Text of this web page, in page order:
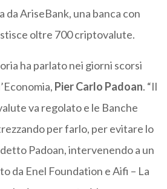
AriseBank, una banca con
oltre 700 criptovalute.
ha parlato nei giorni scorsi
Pier Carlo Padoan. “Il
va regolato e le Banche
per farlo, per evitare lo
Padoan, intervenendo a un
da Enel Foundation e Aifi – La